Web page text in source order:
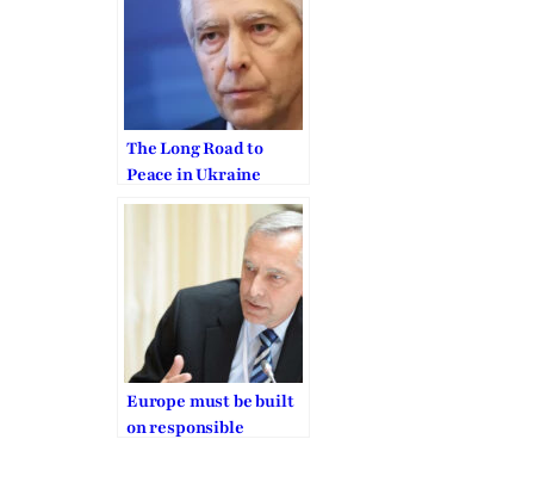
The Long Road to
Peace in Ukraine
Europe must be built
on responsible